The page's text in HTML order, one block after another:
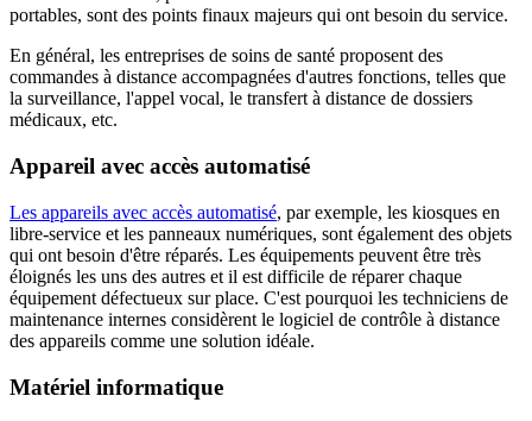
portables, sont des points finaux majeurs qui ont besoin du service.
En général, les entreprises de soins de santé proposent des
commandes à distance accompagnées d'autres fonctions, telles que
la surveillance, l'appel vocal, le transfert à distance de dossiers
médicaux, etc.
Appareil avec accès automatisé
Les appareils avec accès automatisé, par exemple, les kiosques en
libre-service et les panneaux numériques, sont également des objets
qui ont besoin d'être réparés. Les équipements peuvent être très
éloignés les uns des autres et il est difficile de réparer chaque
équipement défectueux sur place. C'est pourquoi les techniciens de
maintenance internes considèrent le logiciel de contrôle à distance
des appareils comme une solution idéale.
Matériel informatique